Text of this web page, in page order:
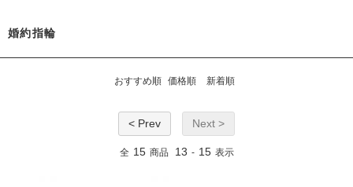
婚約指輪
おすすめ順 価格順 新着順
< Prev Next >
全 15 商品 13 - 15 表示